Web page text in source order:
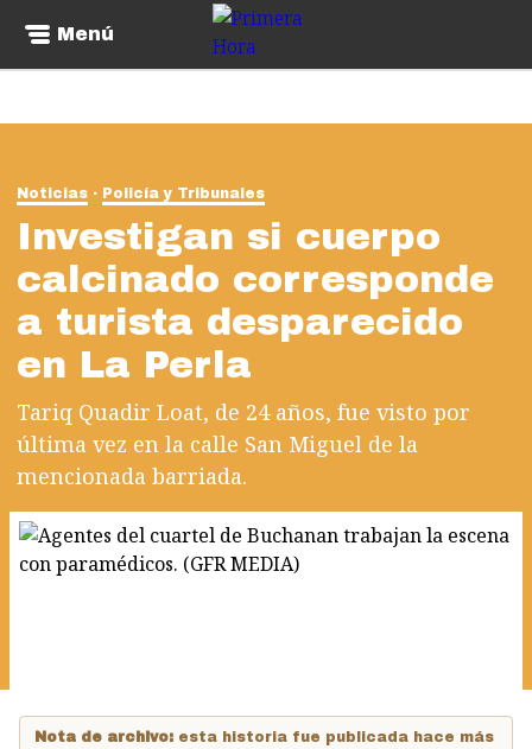
Menú
Noticias Policía y Tribunales
Investigan si cuerpo
calcinado corresponde
a turista desparecido
en La Perla
Tariq Quadir Loat, de 24 años, fue visto por
última vez en la calle San Miguel de la
mencionada barriada.
Nota de archivo: esta historia fue publicada hace más